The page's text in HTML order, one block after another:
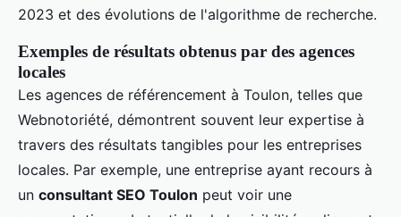
2023 et des évolutions de l'algorithme de recherche.
Exemples de résultats obtenus par des agences
locales
Les agences de référencement à Toulon, telles que
Webnotoriété, démontrent souvent leur expertise à
travers des résultats tangibles pour les entreprises
locales. Par exemple, une entreprise ayant recours à
un consultant SEO Toulon peut voir une